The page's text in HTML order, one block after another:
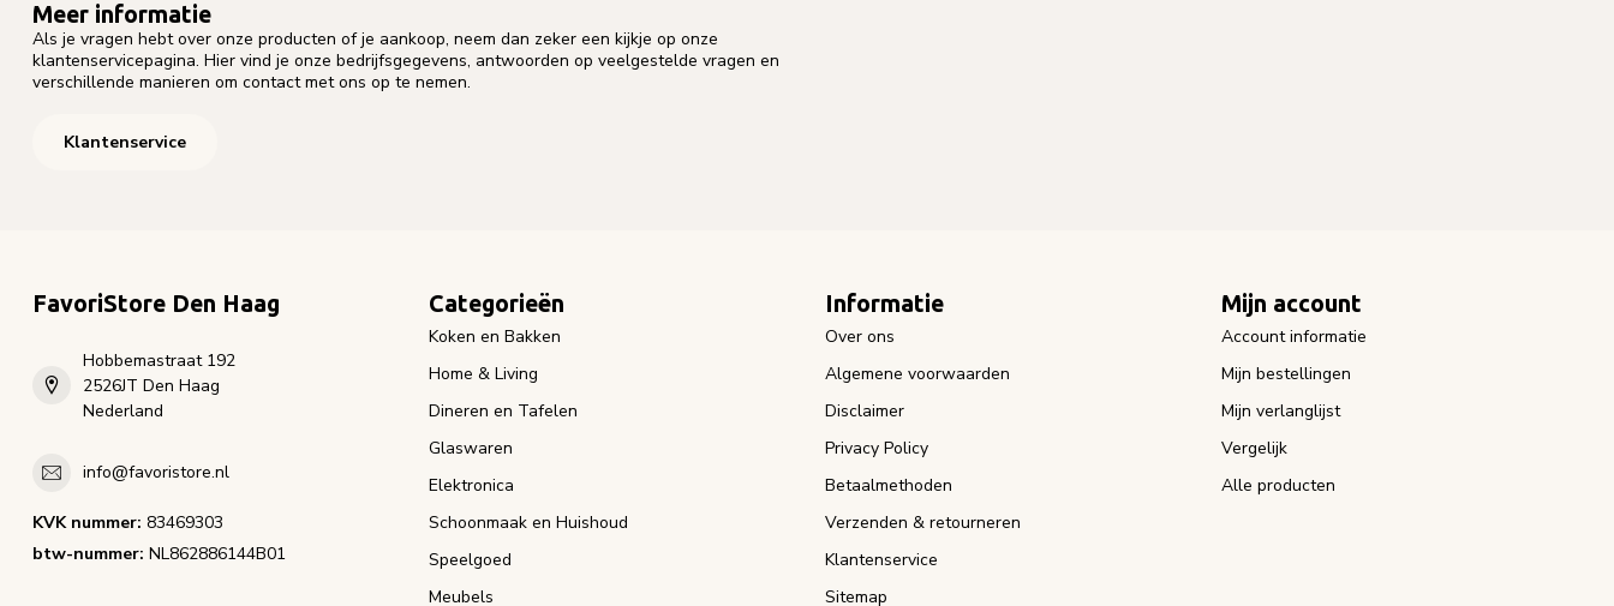
Meer informatie
Als je vragen hebt over onze producten of je aankoop, neem dan zeker een kijkje op onze
klantenservicepagina. Hier vind je onze bedrijfsgegevens, antwoorden op veelgestelde vragen en
verschillende manieren om contact met ons op te nemen.
Klantenservice
FavoriStore Den Haag
Hobbemastraat 192
2526JT Den Haag
Nederland
info@favoristore.nl
KVK nummer: 83469303
btw-nummer: NL862886144B01
Categorieën
Koken en Bakken
Home & Living
Dineren en Tafelen
Glaswaren
Elektronica
Schoonmaak en Huishoud
Speelgoed
Meubels
Informatie
Over ons
Algemene voorwaarden
Disclaimer
Privacy Policy
Betaalmethoden
Verzenden & retourneren
Klantenservice
Sitemap
Mijn account
Account informatie
Mijn bestellingen
Mijn verlanglijst
Vergelijk
Alle producten